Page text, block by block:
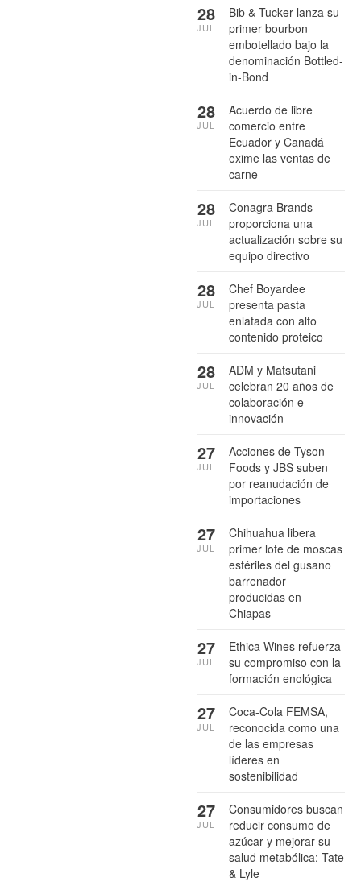
Bib & Tucker lanza su
primer bourbon
embotellado bajo la
denominación Bottled-
in-Bond
28
JUL
Acuerdo de libre
comercio entre
Ecuador y Canadá
exime las ventas de
carne
28
JUL
Conagra Brands
proporciona una
actualización sobre su
equipo directivo
28
JUL
Chef Boyardee
presenta pasta
enlatada con alto
contenido proteico
28
JUL
ADM y Matsutani
celebran 20 años de
colaboración e
innovación
28
JUL
Acciones de Tyson
Foods y JBS suben
por reanudación de
importaciones
27
JUL
Chihuahua libera
primer lote de moscas
estériles del gusano
barrenador
producidas en
Chiapas
27
JUL
Ethica Wines refuerza
su compromiso con la
formación enológica
27
JUL
Coca-Cola FEMSA,
reconocida como una
de las empresas
líderes en
sostenibilidad
27
JUL
Consumidores buscan
reducir consumo de
azúcar y mejorar su
salud metabólica: Tate
& Lyle
27
JUL